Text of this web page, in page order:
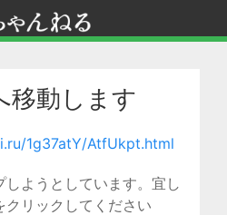
移動します
1g37atY/AtfUkpt.html
しようとしています。宜し
クリックしてください